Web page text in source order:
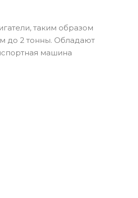
таким образом
до 2 тонны. Обладают
машина